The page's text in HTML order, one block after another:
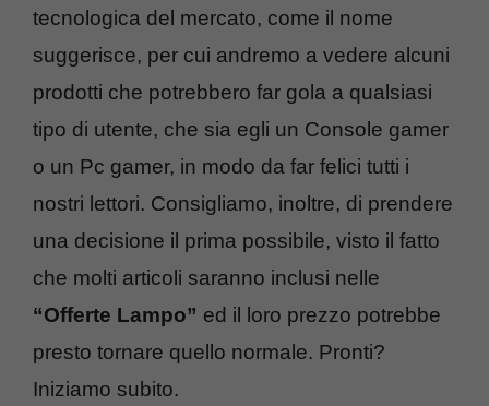
tecnologica del mercato, come il nome
suggerisce, per cui andremo a vedere alcuni
prodotti che potrebbero far gola a qualsiasi
tipo di utente, che sia egli un Console gamer
o un Pc gamer, in modo da far felici tutti i
nostri lettori. Consigliamo, inoltre, di prendere
una decisione il prima possibile, visto il fatto
che molti articoli saranno inclusi nelle
“Offerte Lampo” ed il loro prezzo potrebbe
presto tornare quello normale. Pronti?
Iniziamo subito.